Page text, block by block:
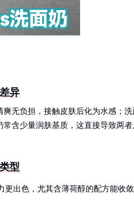
异
无负担，接触皮肤后化为水感；
常含少量润肤基质，这直接导致
型
更出色，尤其含薄荷醇的配方能收